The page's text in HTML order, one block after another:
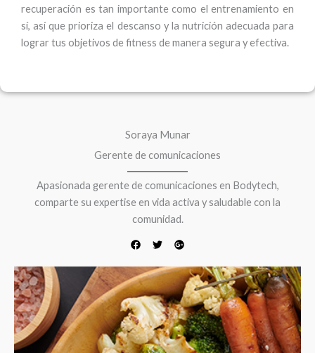
recuperación es tan importante como el entrenamiento en
sí, así que prioriza el descanso y la nutrición adecuada para
lograr tus objetivos de fitness de manera segura y efectiva.
Soraya Munar
Gerente de comunicaciones
Apasionada gerente de comunicaciones en Bodytech,
comparte su expertise en vida activa y saludable con la
comunidad.
e
b
o
o
k
t
t
e
r
g
l
e
-
p
l
u
s